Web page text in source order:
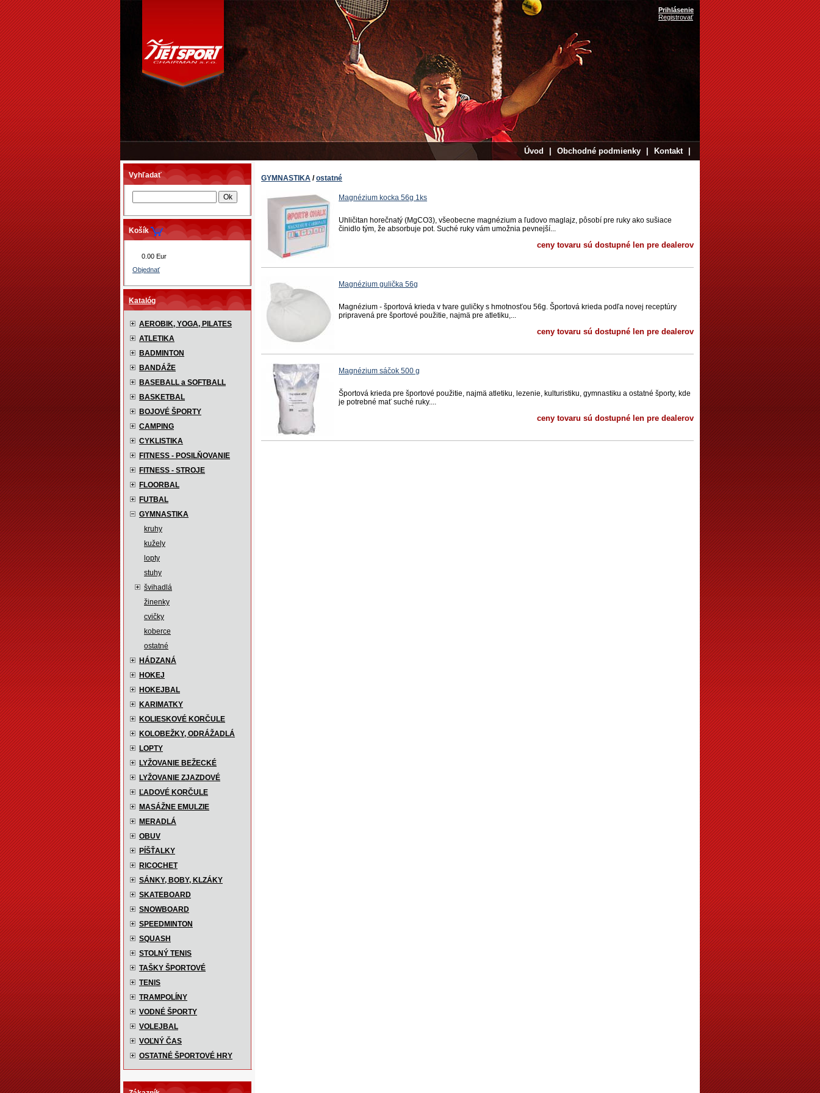
Prihlásenie
Registrovať
Úvod Obchodné podmienky Kontakt
Vyhľadať
Košík
0.00 Eur
Objednať
Katalóg
AEROBIK, YOGA, PILATES
ATLETIKA
BADMINTON
BANDÁŽE
BASEBALL a SOFTBALL
BASKETBAL
BOJOVÉ ŠPORTY
CAMPING
CYKLISTIKA
FITNESS - POSILŇOVANIE
FITNESS - STROJE
FLOORBAL
FUTBAL
GYMNASTIKA
kruhy
kužely
lopty
stuhy
švihadlá
žinenky
cvičky
koberce
ostatné
HÁDZANÁ
HOKEJ
HOKEJBAL
KARIMATKY
KOLIESKOVÉ KORČULE
KOLOBEŽKY, ODRÁŽADLÁ
LOPTY
LYŽOVANIE BEŽECKÉ
LYŽOVANIE ZJAZDOVÉ
ĽADOVÉ KORČULE
MASÁŽNE EMULZIE
MERADLÁ
OBUV
PÍŠŤALKY
RICOCHET
SÁNKY, BOBY, KLZÁKY
SKATEBOARD
SNOWBOARD
SPEEDMINTON
SQUASH
STOLNÝ TENIS
TAŠKY ŠPORTOVÉ
TENIS
TRAMPOLÍNY
VODNÉ ŠPORTY
VOLEJBAL
VOĽNÝ ČAS
OSTATNÉ ŠPORTOVÉ HRY
GYMNASTIKA /ostatné
Magnézium kocka 56g 1ks
Uhličitan horečnatý (MgCO3), všeobecne magnézium a ľudovo maglajz, pôsobí pre ruky ako sušiace
činidlo tým, že absorbuje pot. Suché ruky vám umožnia pevnejší...
ceny tovaru sú dostupné len pre dealerov
Magnézium gulička 56g
Magnézium - športová krieda v tvare guličky s hmotnosťou 56g. Športová krieda podľa novej receptúry
pripravená pre športové použitie, najmä pre atletiku,...
ceny tovaru sú dostupné len pre dealerov
Magnézium sáčok 500 g
Športová krieda pre športové použitie, najmä atletiku, lezenie, kulturistiku, gymnastiku a ostatné športy, kde
je potrebné mať suché ruky....
ceny tovaru sú dostupné len pre dealerov